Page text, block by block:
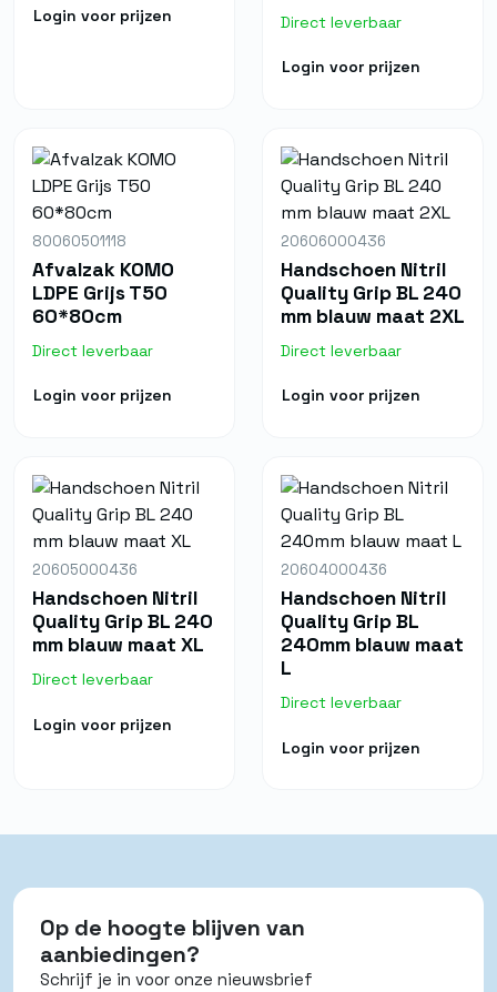
Login voor prijzen Direct leverbaar
Login voor prijzen
80060501118
Afvalzak KOMO
LDPE Grijs T50
60*80cm
Direct leverbaar
Login voor prijzen
20606000436
Handschoen Nitril
Quality Grip BL 240
mm blauw maat 2XL
Direct leverbaar
Login voor prijzen
20605000436
Handschoen Nitril
Quality Grip BL 240
mm blauw maat XL
Direct leverbaar
Login voor prijzen
20604000436
Handschoen Nitril
Quality Grip BL
240mm blauw maat
L
Direct leverbaar
Login voor prijzen
Op de hoogte blijven van
aanbiedingen?
Schrijf je in voor onze nieuwsbrief